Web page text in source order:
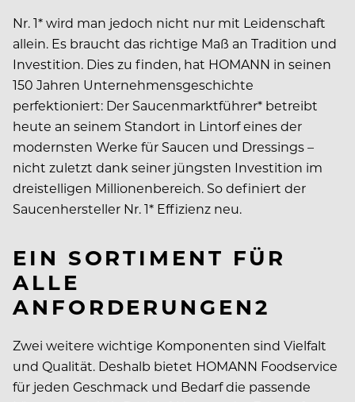
Nr. 1* wird man jedoch nicht nur mit Leidenschaft
allein. Es braucht das richtige Maß an Tradition und
Investition. Dies zu finden, hat HOMANN in seinen
150 Jahren Unternehmensgeschichte
perfektioniert: Der Saucenmarktführer* betreibt
heute an seinem Standort in Lintorf eines der
modernsten Werke für Saucen und Dressings –
nicht zuletzt dank seiner jüngsten Investition im
dreistelligen Millionenbereich. So definiert der
Saucenhersteller Nr. 1* Effizienz neu.
EIN SORTIMENT FÜR
ALLE
ANFORDERUNGEN2
Zwei weitere wichtige Komponenten sind Vielfalt
und Qualität. Deshalb bietet HOMANN Foodservice
für jeden Geschmack und Bedarf die passende